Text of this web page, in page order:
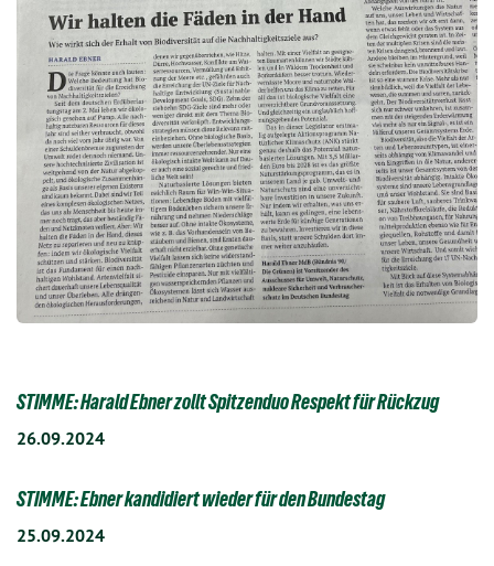
STIMME: Harald Ebner zollt Spitzenduo Respekt für Rückzug
26.09.2024
STIMME: Ebner kandidiert wieder für den Bundestag
25.09.2024